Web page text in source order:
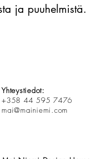
ja puuhelmistä.
Yhteystiedot:
+358 44 595 7476
mai@mainiemi.com